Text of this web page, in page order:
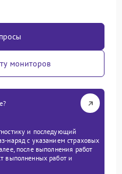
мониторов
и последующий
наряд с указанием страховых
после выполнения работ
выполненных работ и